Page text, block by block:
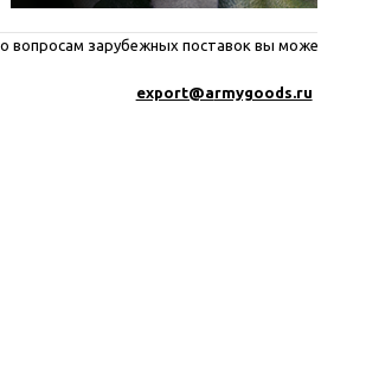
вопросам зарубежных поставок вы можете
export@armygoods.ru